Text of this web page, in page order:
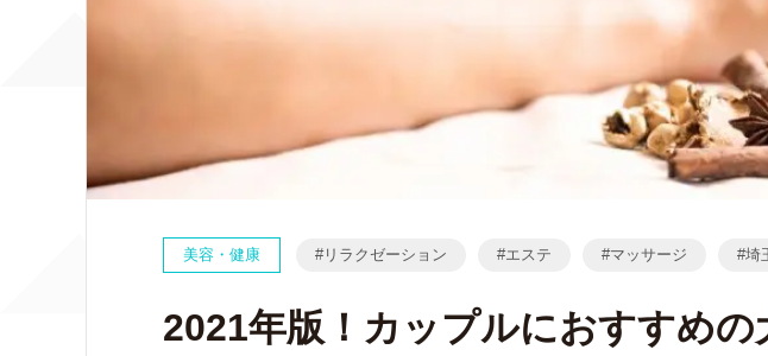
美容・健康 リラクゼーション エステ マッサージ 埼
2021年版！カップルにおすすめ